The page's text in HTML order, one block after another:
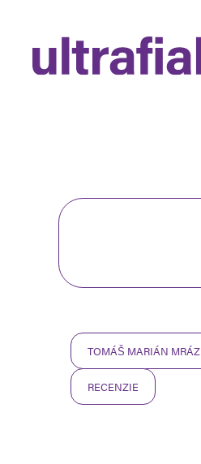
TOMÁŠ MARIÁN MRÁZ
RECENZIE